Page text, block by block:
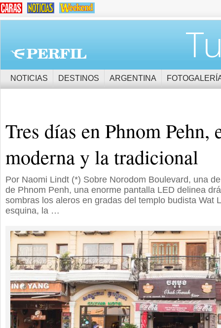
NOTICIAS DESTINOS ARGENTINA
Tres días en Phnom Pehn,
moderna y la tradicional
Por Naomi Lindt (*) Sobre Norodom Boulevard, una
de Phnom Penh, una enorme pantalla LED delinea
sombras los aleros en gradas del templo budista Wat
esquina, la …